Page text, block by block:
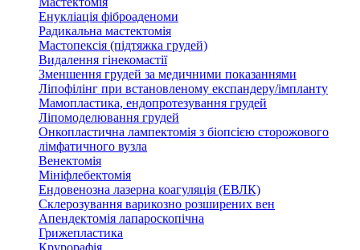
Енукліація фіброаденоми
Радикальна мастектомія
Мастопексія (підтяжка грудей)
Видалення гінекомастії
Зменшення грудей за медичними показаннями
Ліпофілінг при встановленому експандеру/імпланту
Мамопластика, ендопротезування грудей
Ліпомоделювання грудей
Онкопластична лампектомія з біопсією сторожового
лімфатичного вузла
Венектомія
Мініфлебектомія
Ендовенозна лазерна коагуляція (ЕВЛК)
Склерозування варикозно розширених вен
Апендектомія лапароскопічна
Грижепластика
Крурорафія